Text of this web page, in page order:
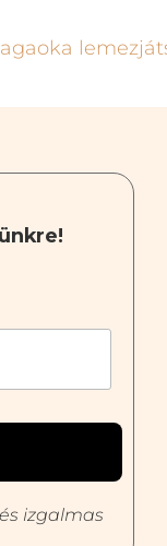
izgalmas